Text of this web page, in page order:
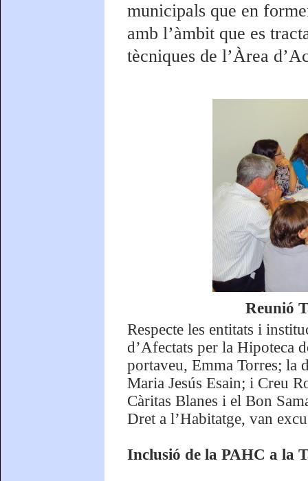
municipals que en
amb l’àmbit que es
tècniques de l’Àrea
Reunió
Respecte les entitats i
d’Afectats per la Hipoteca
portaveu, Emma Torres; la
Maria Jesús Esain; i Creu
Càritas Blanes i el Bon
Dret a l’Habitatge, van
Inclusió de la PAHC a la